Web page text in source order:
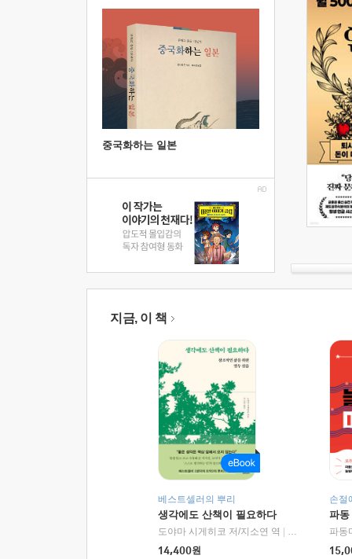
중국화하는 일본
지금, 이 책
베스트셀러의 뿌리
생각에도 산책이 필요하다
도야마 시게히코 저/지소연 역
알에이치코리
14,400원
손절
파동
파동